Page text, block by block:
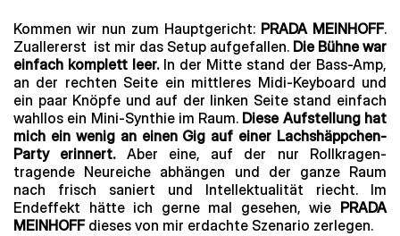
Kommen wir nun zum Hauptgericht: PRADA MEINHOFF.
Zuallererst ist mir das Setup aufgefallen. Die Bühne war
einfach komplett leer.In der Mitte stand der Bass-Amp,
an der rechten Seite ein mittleres Midi-Keyboard und
ein paar Knöpfe und auf der linken Seite stand einfach
wahllos ein Mini-Synthie im Raum. Diese Aufstellung hat
mich ein wenig an einen Gig auf einer Lachshäppchen-
Party erinnert.Aber eine, auf der nur Rollkragen-
tragende Neureiche abhängen und der ganze Raum
nach frisch saniert und Intellektualität riecht. Im
Endeffekt hätte ich gerne mal gesehen, wie PRADA
MEINHOFFdieses von mir erdachte Szenario zerlegen.